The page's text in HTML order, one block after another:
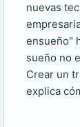
nuevas
ensueño"
sueño no
Crear un
explica